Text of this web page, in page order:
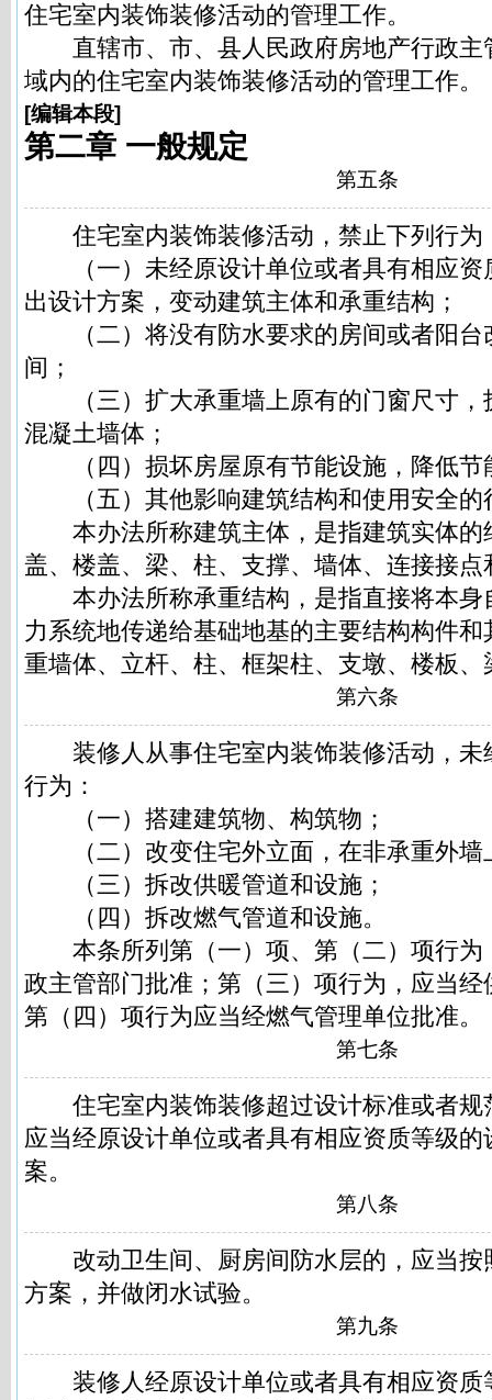
住宅室内装饰装修活动的管理工作。
直辖市、市、县人民政府房地产行政主
域内的住宅室内装饰装修活动的管理工作。
[编辑本段]
第二章 一般规定
第五条
住宅室内装饰装修活动，禁止下列行为
（一）未经原设计单位或者具有相应资
出设计方案，变动建筑主体和承重结构；
（二）将没有防水要求的房间或者阳台
间；
（三）扩大承重墙上原有的门窗尺寸，
混凝土墙体；
（四）损坏房屋原有节能设施，降低节
（五）其他影响建筑结构和使用安全的
本办法所称建筑主体，是指建筑实体的
盖、楼盖、梁、柱、支撑、墙体、连接接点
本办法所称承重结构，是指直接将本身
力系统地传递给基础地基的主要结构构件
重墙体、立杆、柱、框架柱、支墩、楼板
第六条
装修人从事住宅室内装饰装修活动，未
行为：
（一）搭建建筑物、构筑物；
（二）改变住宅外立面，在非承重外墙
（三）拆改供暖管道和设施；
（四）拆改燃气管道和设施。
本条所列第（一）项、第（二）项行为
政主管部门批准；第（三）项行为，应当
第（四）项行为应当经燃气管理单位批准。
第七条
住宅室内装饰装修超过设计标准或者规
应当经原设计单位或者具有相应资质等级
案。
第八条
改动卫生间、厨房间防水层的，应当按
方案，并做闭水试验。
第九条
装修人经原设计单位或者具有相应资质